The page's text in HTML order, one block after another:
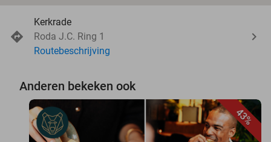
Kerkrade
Roda J.C. Ring 1
Routebeschrijving
Anderen bekeken ook
43%